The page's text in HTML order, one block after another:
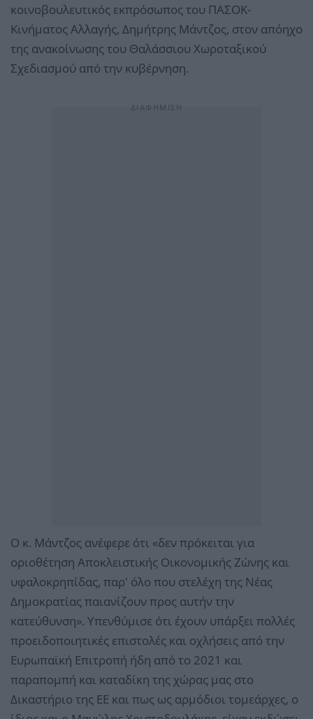
κοινοβουλευτικός εκπρόσωπος του ΠΑΣΟΚ-
Κινήματος Αλλαγής, Δημήτρης Μάντζος, στον απόηχο
της ανακοίνωσης του Θαλάσσιου Χωροταξικού
Σχεδιασμού από την κυβέρνηση.
Ο κ. Μάντζος ανέφερε ότι «δεν πρόκειται για
οριοθέτηση Αποκλειστικής Οικονομικής Ζώνης και
υφαλοκρηπίδας, παρ' όλο που στελέχη της Νέας
Δημοκρατίας παιανίζουν προς αυτήν την
κατεύθυνση». Υπενθύμισε ότι έχουν υπάρξει πολλές
προειδοποιητικές επιστολές και οχλήσεις από την
Ευρωπαϊκή Επιτροπή ήδη από το 2021 και
παραπομπή και καταδίκη της χώρας μας στο
Δικαστήριο της ΕΕ και πως ως αρμόδιοι τομεάρχες, ο